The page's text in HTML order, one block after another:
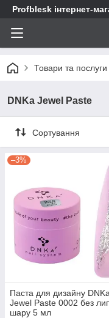
Profblesk інтернет-
Товари та послуги
DNKa Jewel Paste
Сортування
–3%
Паста для дизайну DNKa
Jewel Paste 0002 без
шару 5 мл